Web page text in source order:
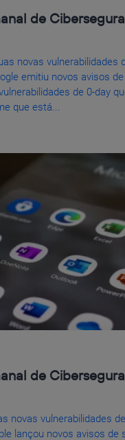
de
novas vulnerabilidades
emitiu novos avisos
de 0-day
que está...
de
novas vulnerabilidades
lançou novos avisos de